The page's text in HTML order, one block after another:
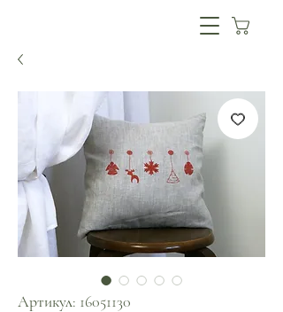
Артикул: 16051130